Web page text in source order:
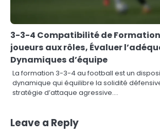
3-3-4 Compatibilité de Formation
joueurs aux rôles, Évaluer
Dynamiques d’équipe
La formation 3-3-4 au football est un
dynamique qui équilibre la solidité
stratégie d’attaque agressive.…
Leave a Reply